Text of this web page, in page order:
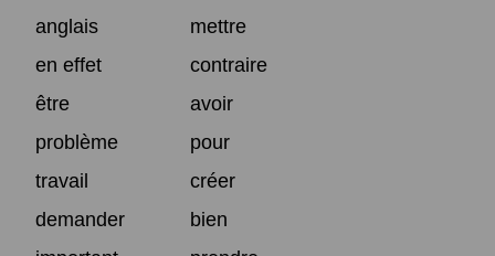
anglais
mettre
en effet
contraire
être
avoir
problème
pour
travail
créer
demander
bien